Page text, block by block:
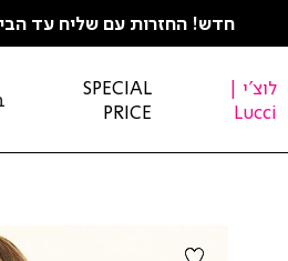
חדש! החזרות עם שליח עד
לוצ'י |
Lucci
SPECIAL
PRICE